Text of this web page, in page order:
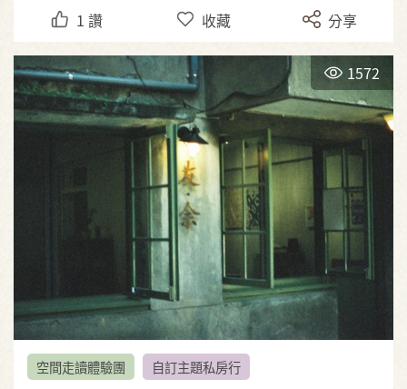
1 讚 收藏 分享
1572
空間走讀體驗團 自訂主題私房行